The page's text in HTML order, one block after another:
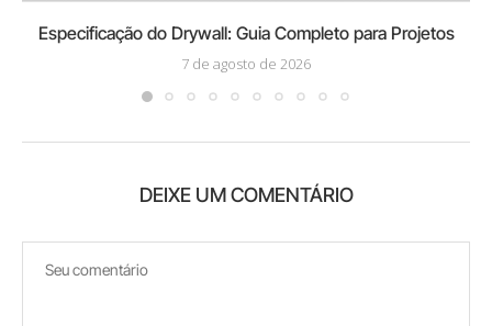
Especificação do Drywall: Guia Completo para Projetos
7 de agosto de 2026
DEIXE UM COMENTÁRIO